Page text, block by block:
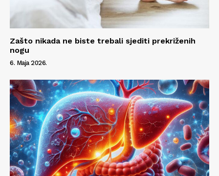
Zašto nikada ne biste trebali sjediti prekriženih
nogu
6. Maja 2026.